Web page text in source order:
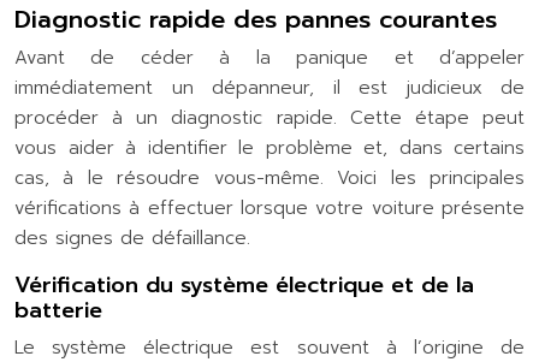
Diagnostic rapide des pannes courantes
Avant de céder à la panique et d’appeler
immédiatement un dépanneur, il est judicieux de
procéder à un diagnostic rapide. Cette étape peut
vous aider à identifier le problème et, dans certains
cas, à le résoudre vous-même. Voici les principales
vérifications à effectuer lorsque votre voiture présente
des signes de défaillance.
Vérification du système électrique et de la
batterie
Le système électrique est souvent à l’origine de